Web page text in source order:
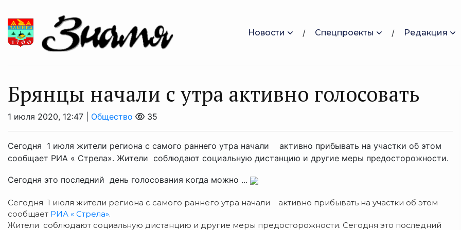
Новости Спецпроекты Редакция
Брянцы начали с утра активно голосовать
1 июля 2020, 12:47 | Общество 35
Сегодня 1 июля жители региона с самого раннего утра начали активно прибывать на участки об этом
сообщает РИА « Стрела». Жители соблюдают социальную дистанцию и другие меры предосторожности.
Сегодня это последний день голосования когда можно ...
Сегодня 1 июля жители региона с самого раннего утра начали активно прибывать на участки об этом
сообщает РИА « Стрела».
Жители соблюдают социальную дистанцию и другие меры предосторожности. Сегодня это последний